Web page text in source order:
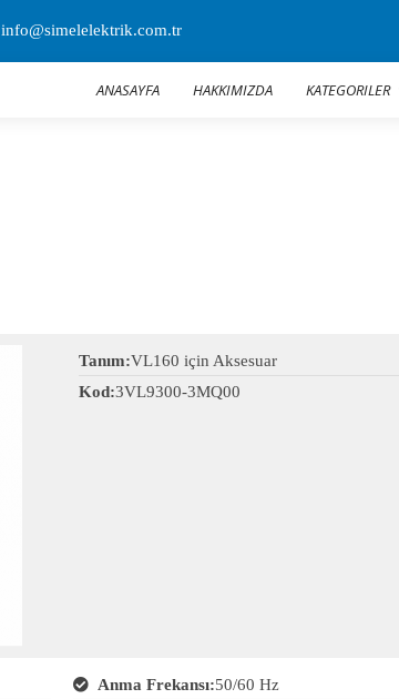
info@simelelektrik.com.tr
ANASAYFA HAKKIMIZDA KATEGORILER
Tanım:VL160 için Aksesuar
Kod:3VL9300-3MQ00
Anma Frekansı:50/60 Hz